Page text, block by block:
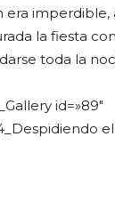
era
la fiesta
toda la
id=»89″